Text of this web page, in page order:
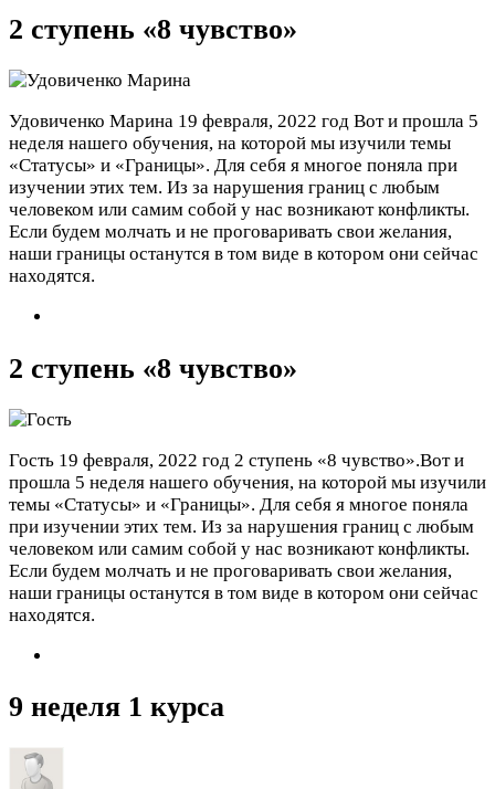
2 ступень «8 чувство»
Удовиченко Марина 19 февраля, 2022 год Вот и прошла 5
неделя нашего обучения, на которой мы изучили темы
«Статусы» и «Границы». Для себя я многое поняла при
изучении этих тем. Из за нарушения границ с любым
человеком или самим собой у нас возникают конфликты.
Если будем молчать и не проговаривать свои желания,
наши границы останутся в том виде в котором они сейчас
находятся.
2 ступень «8 чувство»
Гость 19 февраля, 2022 год 2 ступень «8 чувство».Вот и
прошла 5 неделя нашего обучения, на которой мы изучили
темы «Статусы» и «Границы». Для себя я многое поняла
при изучении этих тем. Из за нарушения границ с любым
человеком или самим собой у нас возникают конфликты.
Если будем молчать и не проговаривать свои желания,
наши границы останутся в том виде в котором они сейчас
находятся.
9 неделя 1 курса